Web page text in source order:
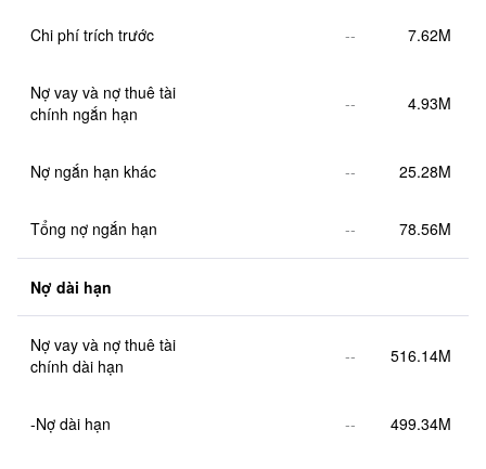
Chi phí trích trước -- 7.62M
Nợ vay và nợ thuê tài
chính ngắn hạn
-- 4.93M
Nợ ngắn hạn khác -- 25.28M
Tổng nợ ngắn hạn -- 78.56M
Nợ dài hạn
Nợ vay và nợ thuê tài
chính dài hạn
-- 516.14M
-Nợ dài hạn -- 499.34M